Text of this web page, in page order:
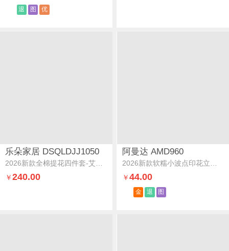
退 图 优
乐朵家居 DSQLDJJ1050
￥240.00
阿曼达 AMD960
￥ 44.00
金 退 图